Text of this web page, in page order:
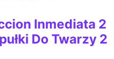
Inmediata 2
Do Twarzy 2